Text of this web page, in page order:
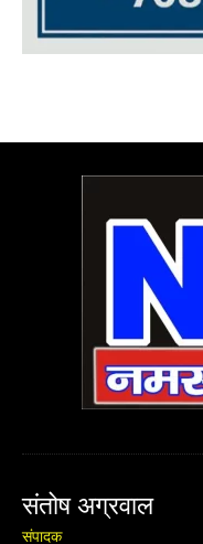
संतोष अग्रवाल
संपादक